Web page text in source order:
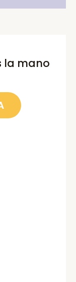
la mano